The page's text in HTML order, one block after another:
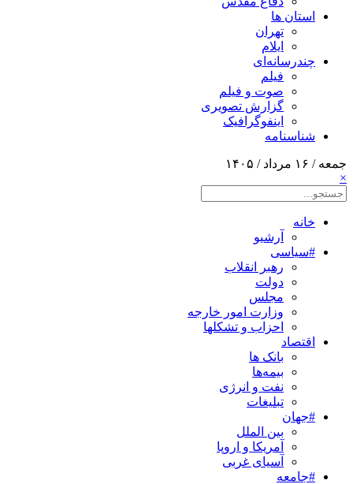
استان ها
تهران
ایلام
چندرسانه‌ای
فیلم
صوت و فیلم
گزارش تصویری
اینفوگرافیک
شناسنامه
جمعه / ۱۶ مرداد / ۱۴۰۵
×
خانه
آرشیو
#سیاسی
رهبر انقلاب
دولت
مجلس
وزارت امور خارجه
احزاب و تشکلها
اقتصاد
بانک ها
بیمه‌ها
نفت و انرژی
تبلیغات
#جهان
بین الملل
آمریکا و اروپا
آسیای غربی
#جامعه